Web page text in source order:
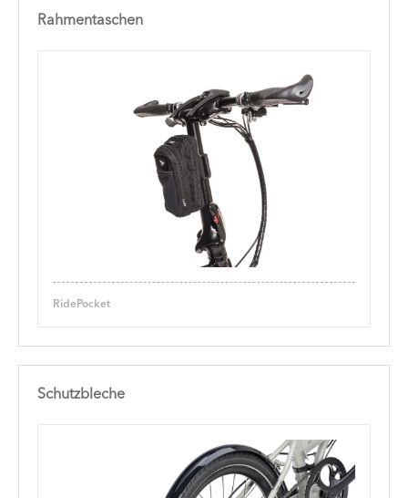
Rahmentaschen
RidePocket
Schutzbleche